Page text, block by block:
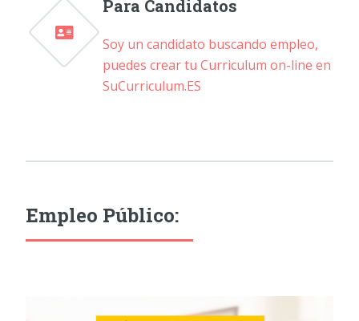
Para Candidatos
Soy un candidato buscando empleo,
puedes crear tu Curriculum on-line en
SuCurriculum.ES
Empleo Público: